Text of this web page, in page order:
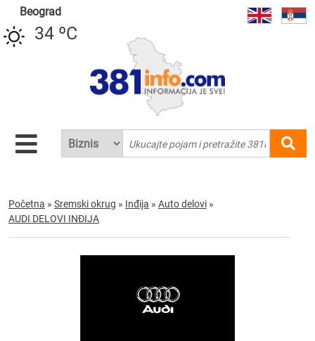
Beograd
34 ºC
Početna » Sremski okrug » Inđija » Auto delovi »
AUDI DELOVI INĐIJA